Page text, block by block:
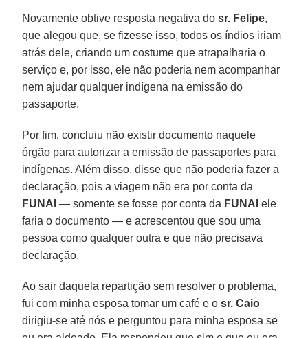
Novamente obtive resposta negativa dosr. Felipe,
que alegou que, se fizesse isso, todos os índios iriam
atrás dele, criando um costume que atrapalharia o
serviço e, por isso, ele não poderia nem acompanhar
nem ajudar qualquer indígena na emissão do
passaporte.
Por fim, concluiu não existir documento naquele
órgão para autorizar a emissão de passaportes para
indígenas. Além disso, disse que não poderia fazer a
declaração, pois a viagem não era por conta da
FUNAI — somente se fosse por conta da FUNAI ele
faria o documento — e acrescentou que sou uma
pessoa como qualquer outra e que não precisava
declaração.
Ao sair daquela repartição sem resolver o problema,
fui com minha esposa tomar um café e osr. Caio
dirigiu-se até nós e perguntou para minha esposa se